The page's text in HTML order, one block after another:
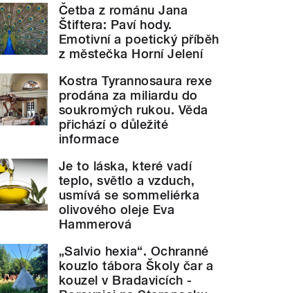
Četba z románu Jana
Štiftera: Paví hody.
Emotivní a poetický příběh
z městečka Horní Jelení
Kostra Tyrannosaura rexe
prodána za miliardu do
soukromých rukou. Věda
přichází o důležité
informace
Je to láska, které vadí
teplo, světlo a vzduch,
usmívá se sommeliérka
olivového oleje Eva
Hammerová
„Salvio hexia“. Ochranné
kouzlo tábora Školy čar a
kouzel v Bradavicích -